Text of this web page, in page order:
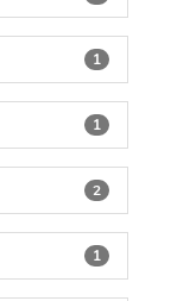
1
1
2
1